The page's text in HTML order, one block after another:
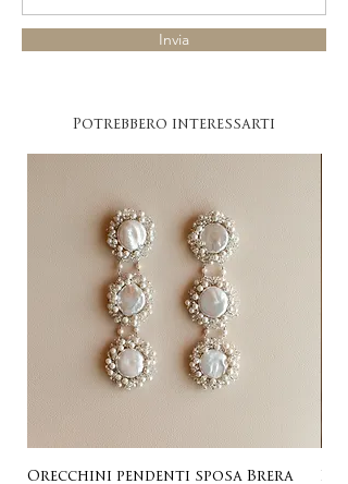
Invia
Potrebbero interessarti
Orecchini pendenti sposa Brera